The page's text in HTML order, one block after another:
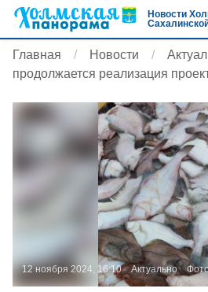
Новости
Главная Новости
продолжается реализация
12 ноября 2024, 16:10 Актуально